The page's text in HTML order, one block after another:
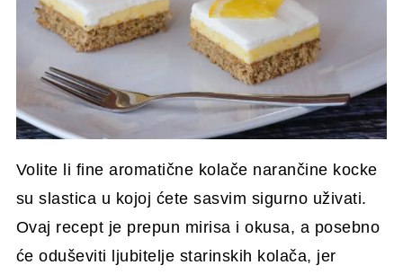
Volite li fine aromatične kolače narančine kocke
su slastica u kojoj ćete sasvim sigurno uživati.
Ovaj recept je prepun mirisa i okusa, a posebno
će oduševiti ljubitelje starinskih kolača, jer